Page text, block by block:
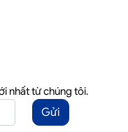
nhất từ chúng tôi.
Gửi